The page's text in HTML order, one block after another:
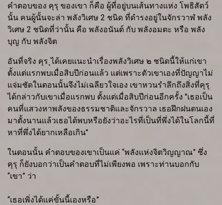
คำตอบของ คุรุ ของเขา ก็คือ ผู้ที่อยู่บนเส้นทางแห่ง โพธิสัตว์
นั้น คนผู้นั้นจะล่า พลังวิเศษ 2 ชนิด ที่ดำรงอยู่ในจักรวาฬ พลัง
วิเศษ 2 ชนิดที่ว่านั้น คือ พลังอนันต์ กับ พลังอมตะ หรือ พลัง
บุญ กับ พลังจิต
อันที่จริง คุร ุได้เคยแนะนำเรื่องพลังวิเศษ ๒ ชนิดนี้ให้แก่เขา
ตั้งแต่แรกพบเมื่อสิบปีก่อนแล้ว แต่เพราะตัวเขาเองที่ปัญญาไม่
แจ่มชัดในตอนนั้นจึงไม่เฉลียวใจเอง เขาหวนรำลึกถึงสิ่งที่คุรุ
ได้กล่าวกับเขาเมื่อแรกพบ ตั้งแต่เมื่อสิบปีก่อนอีกครั้ง "เธอเป็น
คนที่แสวงหาพลังของธรรมชาติและจักรวาล เธอฝึกฝนตนเอง
มาตั้งนานแล้วเธอได้พบหรือยังว่าอะไรที่เป็นที่พึ่งได้ในโลกนี้ที่
หาที่พึ่งได้ยากเหลือเกิน"
ในตอนนั้น คำตอบของเขาเป็นแค่ “พลังแห่งจิตวิญญาณ” ซึ่ง
คุรุ ก็ยังบอกว่าเป็นคำตอบที่ไม่เพียงพอ เพราะท่านบอกกับ
“เขา” ว่า
“เธอเพิ่งได้แค่ขั้นนี้เองหรือ”